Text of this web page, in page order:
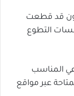
قد قطعت
التطوع
المناسب
عبر مواقع